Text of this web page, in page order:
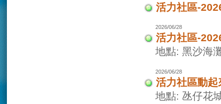
活力社區-
2026/06/28
活力社區-
地點: 黑沙海
2026/06/28
活力社區動
地點: 氹仔花